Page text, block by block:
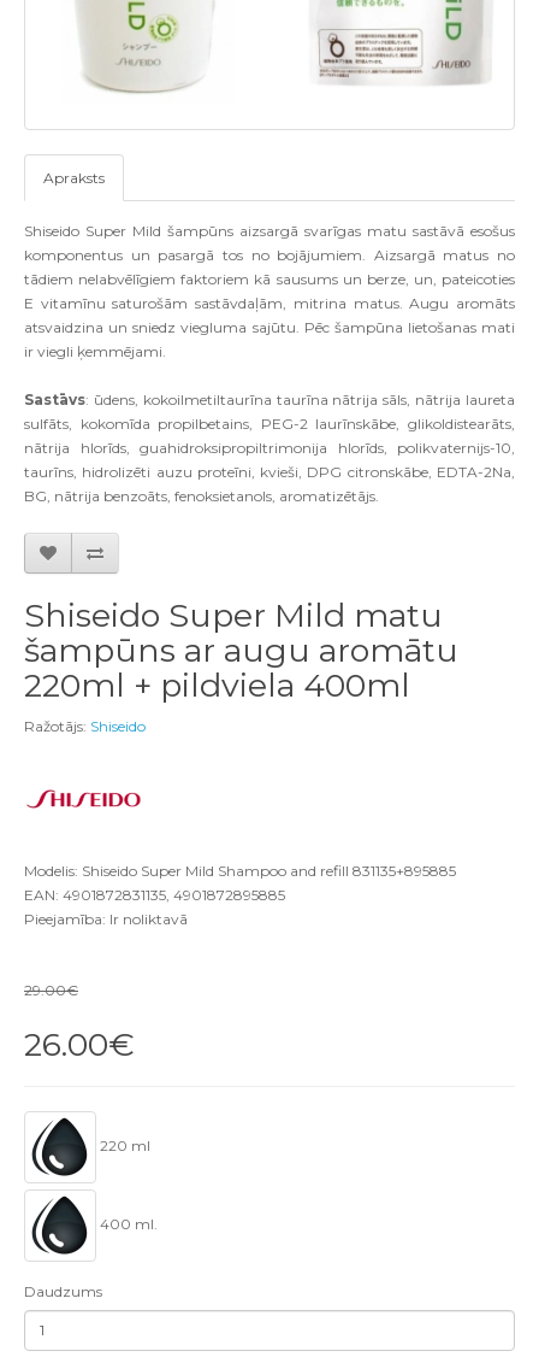
Apraksts
Shiseido Super Mild šampūns aizsargā svarīgas matu sastāvā esošus
komponentus un pasargā tos no bojājumiem. Aizsargā matus no
tādiem nelabvēlīgiem faktoriem kā sausums un berze, un, pateicoties
E vitamīnu saturošām sastāvdaļām, mitrina matus. Augu aromāts
atsvaidzina un sniedz viegluma sajūtu. Pēc šampūna lietošanas mati
ir viegli ķemmējami.
Sastāvs: ūdens, kokoilmetiltaurīna taurīna nātrija sāls, nātrija laureta
sulfāts, kokomīda propilbetains, PEG-2 laurīnskābe, glikoldistearāts,
nātrija hlorīds, guahidroksipropiltrimonija hlorīds, polikvaternijs-10,
taurīns, hidrolizēti auzu proteīni, kvieši, DPG citronskābe, EDTA-2Na,
BG, nātrija benzoāts, fenoksietanols, aromatizētājs.
Shiseido Super Mild matu
šampūns ar augu aromātu
220ml + pildviela 400ml
Ražotājs: Shiseido
Modelis: Shiseido Super Mild Shampoo and refill 831135+895885
EAN: 4901872831135, 4901872895885
Pieejamība: Ir noliktavā
29.00€
26.00€
220 ml
400 ml.
Daudzums